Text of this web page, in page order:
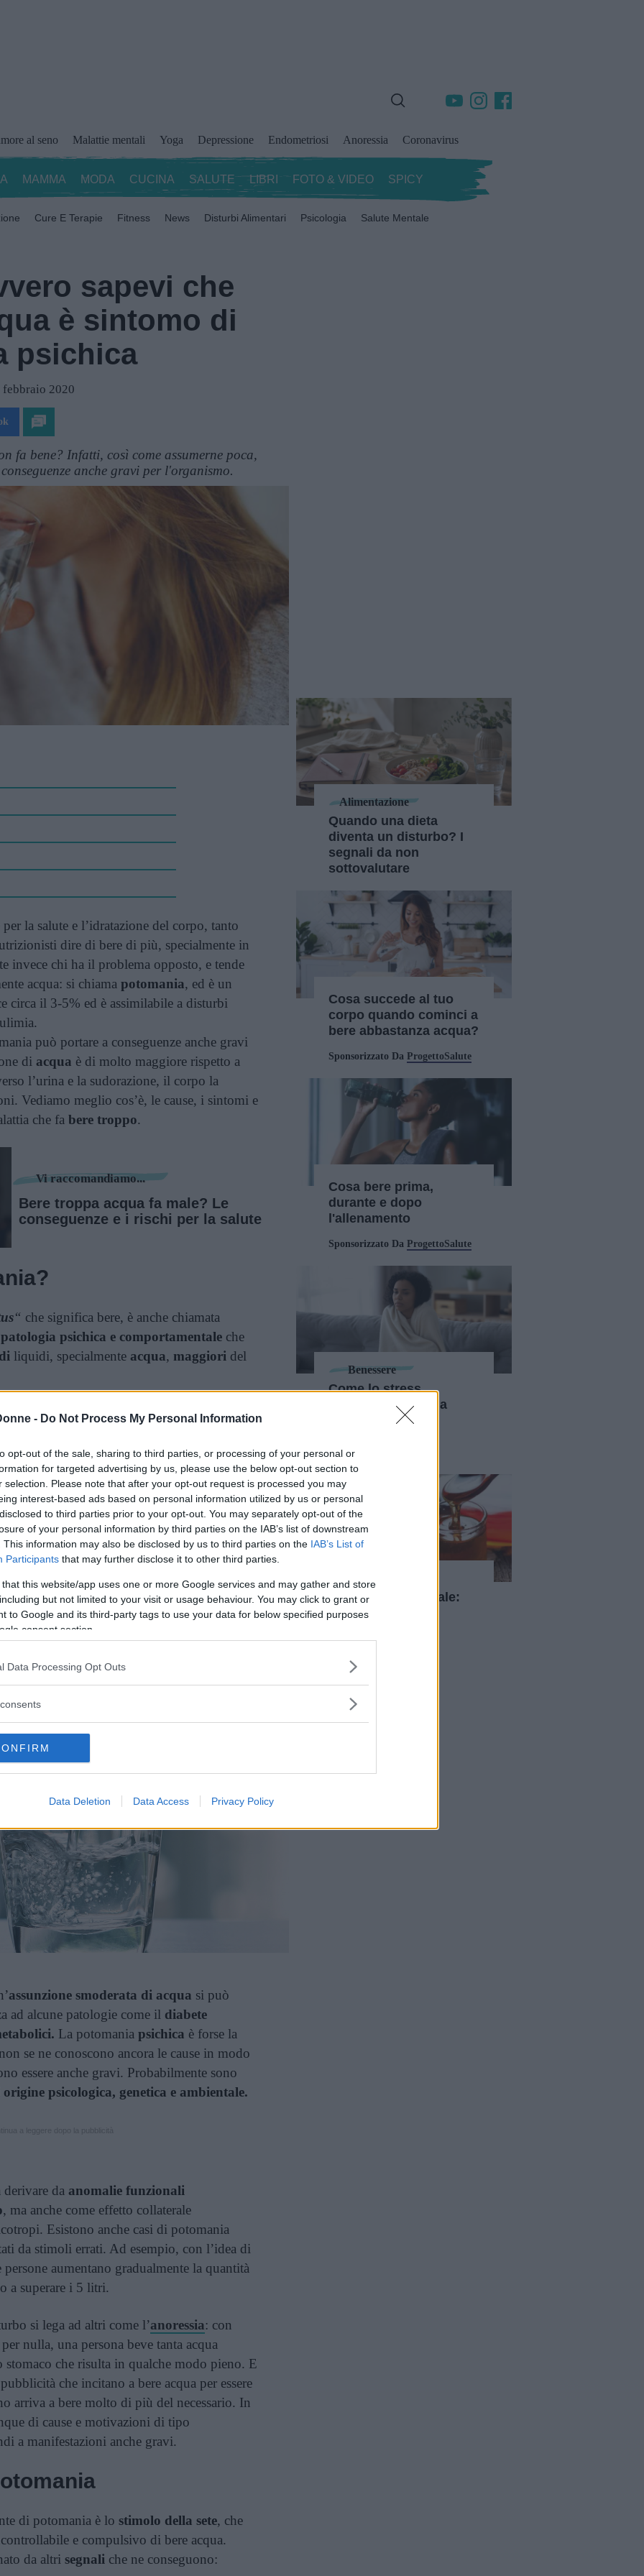
- Do Not Process My Personal Information
opt-out of the sale, sharing to third parties, or processing of your personal or
for targeted advertising by us, please use the below opt-out section to
selection. Please note that after your opt-out request is processed you may
interest-based ads based on personal information utilized by us or personal
to third parties prior to your opt-out. You may separately opt-out of the
of your personal information by third parties on the IAB’s list of downstream
This information may also be disclosed by us to third parties on the IAB’s List of
Participants that may further disclose it to other third parties.
that this website/app uses one or more Google services and may gather and store
but not limited to your visit or usage behaviour. You may click to grant or
to Google and its third-party tags to use your data for below specified purposes
consent section.
Data Processing Opt Outs
Data Deletion Data Access Privacy Policy
al seno Malattie mentali Yoga Depressione Endometriosi Anoressia Coronavirus
MAMMA MODA CUCINA SALUTE LIBRI FOTO & VIDEO SPICY
Cure E Terapie Fitness News Disturbi Alimentari Psicologia Salute Mentale
sapevi che
è sintomo di
psichica
2020
fa bene? Infatti, così come assumerne poca,
anche gravi per l'organismo.
la salute e l’idratazione del corpo, tanto
dire di bere di più, specialmente in
invece chi ha il problema opposto, e tende
acqua: si chiama potomania, ed è un
circa il 3-5% ed è assimilabile a disturbi
può portare a conseguenze anche gravi
di acqua è di molto maggiore rispetto a
l’urina e la sudorazione, il corpo la
Vediamo meglio cos’è, le cause, i sintomi e
che fa bere troppo.
Vi raccomandiamo...
Bere troppa acqua fa male? Le
conseguenze e i rischi per la salute
“ che significa bere, è anche chiamata
patologia psichica e comportamentale che
di liquidi, specialmente acqua, maggiori del
persona adulta che non ha disturbi
sommati all’acqua assunta attraverso
il giusto equilibrio di assunzione ed
la minzione e lasudorazione.
sentire il bisogno di bere acqua anche
Le caratteristiche della potomania la fanno
. Come altri disturbi di questo genere,
dirituali ossessivi e meccanismi di
assumere quantità di acqua in modo da
. Come vedremo poi nelle cause e
sono ansia e disagi psicologici
assunzione smoderata di acqua si può
ad alcune patologie come il diabete
La potomania psichica è forse la
se ne conoscono ancora le cause in modo
essere anche gravi. Probabilmente sono
psicologica, genetica e ambientale.
da anomalie funzionali
, ma anche come effetto collaterale
Esistono anche casi di potomania
da stimoli errati. Ad esempio, con l’idea di
aumentano gradualmente la quantità
a superare i 5 litri.
si lega ad altri come l’anoressia: con
nulla, una persona beve tanta acqua
stomaco che risulta in qualche modo pieno. E
che incitano a bere acqua per essere
arriva a bere molto di più del necessario. In
di cause e motivazioni di tipo
a manifestazioni anche gravi.
di potomania è lo stimolo della sete, che
e compulsivo di bere acqua.
da altri segnali che ne conseguono:
Alimentazione
Quando una dieta
diventa un disturbo? I
segnali da non
sottovalutare
Cosa succede al tuo
corpo quando cominci a
bere abbastanza acqua?
Sponsorizzato Da ProgettoSalute
Cosa bere prima,
durante e dopo
l'allenamento
Sponsorizzato Da ProgettoSalute
Benessere
Come lo stress
influenza il sistema
immunitario: gli
adottare
Alimentazione
Dolcificante naturale:
tipologie e